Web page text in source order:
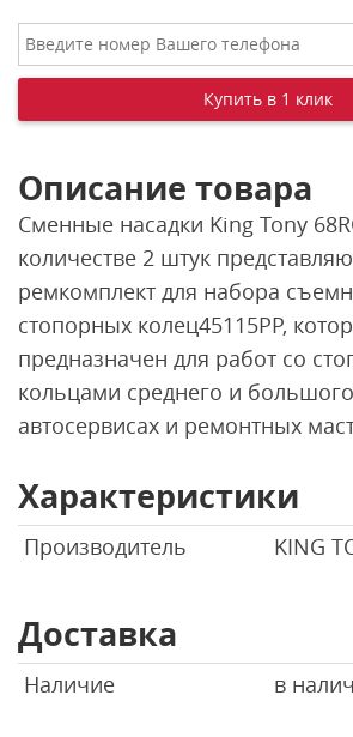
Описание товара
Сменные насадки King Tony
количестве 2 штук
ремкомплект для набора
стопорных колец45115PP,
предназначен для работ со
кольцами среднего и
автосервисах и ремонтных
Характеристики
Производитель KING
Доставка
Наличие в